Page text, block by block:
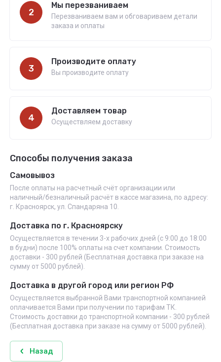
2
Мы перезваниваем
Перезваниваем вам и обговариваем детали
заказа и оплаты
3
Производите оплату
Вы производите оплату
4
Доставляем товар
Осуществляем доставку
Способы получения заказа
Самовывоз
После оплаты на расчетный счёт организации или
наличный/безналичный расчёт в кассе магазина, по адресу:
г. Красноярск, ул. Спандаряна 10.
Доставка по г. Красноярску
Осуществляется в течении 3-х рабочих дней (с 9:00 до 18:00
в будни) после 100% оплаты на счет компании. Стоимость
доставки - 300 рублей (Бесплатная доставка при заказе на
сумму от 5000 рублей).
Доставка в другой город или регион РФ
Осуществляется выбранной Вами транспортной компанией
оплачивается Вами при получении по тарифам ТК.
Стоимость доставки до транспортной компании - 300 рублей
(Бесплатная доставка при заказе на сумму от 5000 рублей).
Назад